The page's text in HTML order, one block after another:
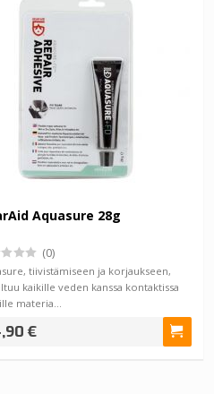
Aquasure 28g
(0)
tiivistämiseen ja korjaukseen,
kaikille veden kanssa kontaktissa
materia…
€